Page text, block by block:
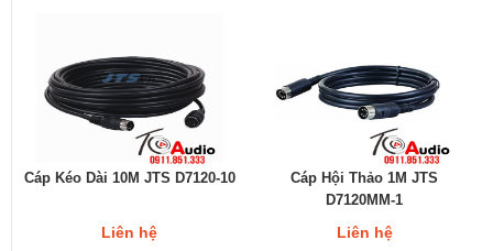
Cáp Kéo Dài 10M JTS D7120-10
Liên hệ
Cáp Hội Thảo 1M JTS
D7120MM-1
Liên hệ